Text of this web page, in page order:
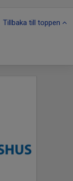
Tillbaka till toppen